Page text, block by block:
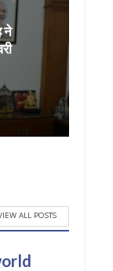
ने
ALL POSTS